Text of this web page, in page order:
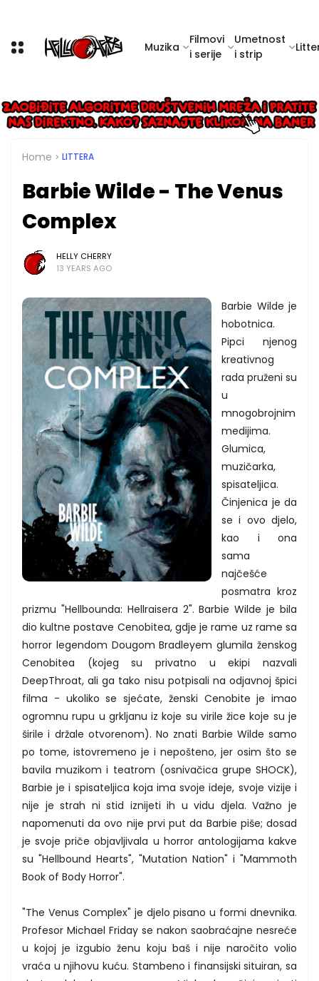
Muzika
Filmovi
i serije
Umetnost
i strip
Home LITTERA
Barbie Wilde - The Venus
Complex
HELLY CHERRY
13 YEARS AGO
Barbie Wilde je
hobotnica.
Pipci njenog
kreativnog
rada pruženi su
u
mnogobrojnim
medijima.
Glumica,
muzičarka,
spisateljica.
Činjenica je da
se i ovo djelo,
kao i ona
sama
najčešće
posmatra kroz
prizmu "Hellbounda: Hellraisera 2". Barbie Wilde je bila
dio kultne postave Cenobitea, gdje je rame uz rame sa
horror legendom Dougom Bradleyem glumila ženskog
Cenobitea (kojeg su privatno u ekipi nazvali
DeepThroat, ali ga tako nisu potpisali na odjavnoj špici
filma - ukoliko se sjećate, ženski Cenobite je imao
ogromnu rupu u grkljanu iz koje su virile žice koje su je
širile i držale otvorenom). No znati Barbie Wilde samo
po tome, istovremeno je i nepošteno, jer osim što se
bavila muzikom i teatrom (osnivačica grupe SHOCK),
Barbie je i spisateljica koja ima svoje ideje, svoje vizije i
nije je strah ni stid iznijeti ih u vidu djela. Važno je
napomenuti da ovo nije prvi put da Barbie piše; dosad
je svoje priče objavljivala u horror antologijama kakve
su "Hellbound Hearts", "Mutation Nation" i "Mammoth
Book of Body Horror".
"The Venus Complex" je djelo pisano u formi dnevnika.
Profesor Michael Friday se nakon saobraćajne nesreće
u kojoj je izgubio ženu koju baš i nije naročito volio
vraća u njihovu kuću. Stambeno i finansijski situiran, sa